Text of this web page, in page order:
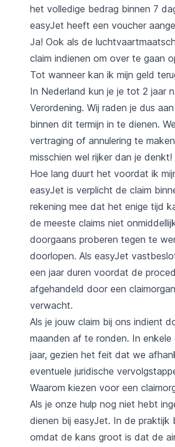
het volledige bedrag binnen 7
easyJet heeft een voucher
Ja! Ook als de
claim indienen om over te gaan
Tot wanneer kan ik mijn geld
In Nederland kun je je tot 2 jaar
Verordening. Wij raden je dus
binnen dit termijn in te dienen.
vertraging of annulering te
misschien wel rijker dan je denkt!
Hoe lang duurt het voordat ik
easyJet is verplicht de claim
rekening mee dat het enige tijd
de meeste claims niet
doorgaans proberen tegen te
doorlopen. Als easyJet
een jaar duren voordat de
afgehandeld door een
verwacht.
Als je jouw claim bij ons indient
maanden af te ronden. In
jaar, gezien het feit dat we
eventuele juridische
Waarom kiezen voor een
Als je onze hulp nog niet hebt
dienen bij easyJet. In de praktijk
omdat de kans groot is dat de